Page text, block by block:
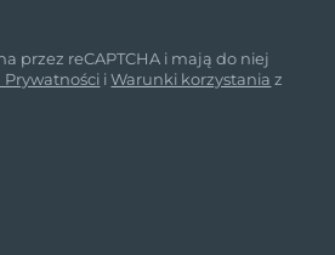
przez reCAPTCHA i mają do niej
Prywatności iWarunki korzystania z